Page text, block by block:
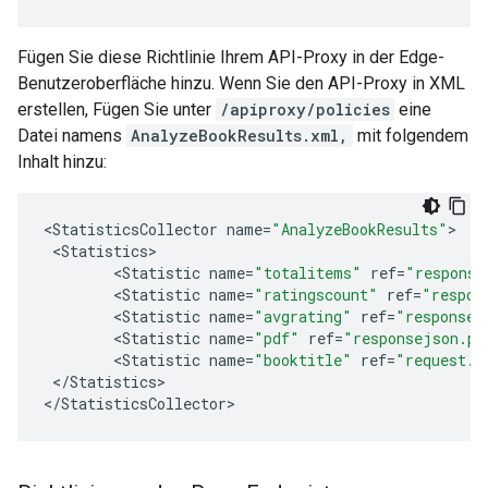
Fügen Sie diese Richtlinie Ihrem API-Proxy in der Edge-
Benutzeroberfläche hinzu. Wenn Sie den API-Proxy in XML
erstellen, Fügen Sie unter /apiproxy/policies eine
Datei namens AnalyzeBookResults.xml,
mit folgendem
Inhalt hinzu:
<StatisticsCollector name="AnalyzeBookResults"
<Statistics
<Statistic name="totalitems" ref=
<Statistic name="ratingscount" ref=
<Statistic name="avgrating" ref=
<Statistic name="pdf" ref=
<Statistic name="booktitle" ref=
</Statistics>
</StatisticsCollector>